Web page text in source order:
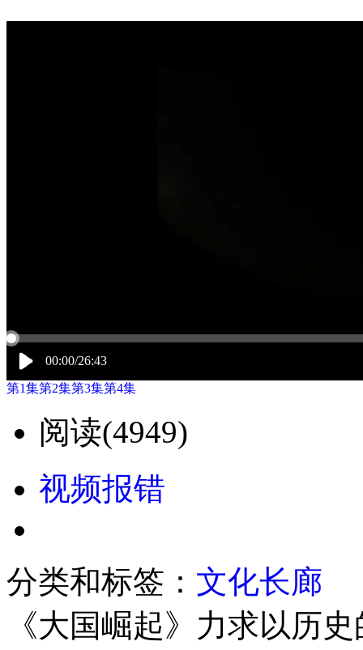
00:00/26:43
第1集第2集第3集第4集
阅读(4949)
视频报错
分类和标签： 文化长廊
《大国崛起》力求以历